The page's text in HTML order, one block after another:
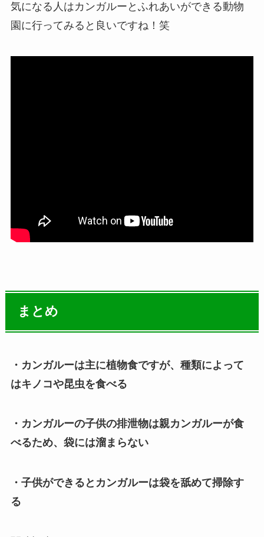
気になる人はカンガルーとふれあいができる動物
園に行ってみると良いですね！笑
まとめ
・カンガルーは主に植物食ですが、種類によって
はキノコや昆虫を食べる
・カンガルーの子供の排泄物は親カンガルーが食
べるため、袋には溜まらない
・子供ができるとカンガルーは袋を舐めて掃除す
る